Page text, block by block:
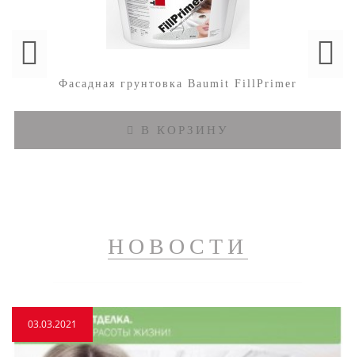
Фасадная грунтовка Baumit FillPrimer
В КОРЗИНУ
НОВОСТИ
03.03.2021